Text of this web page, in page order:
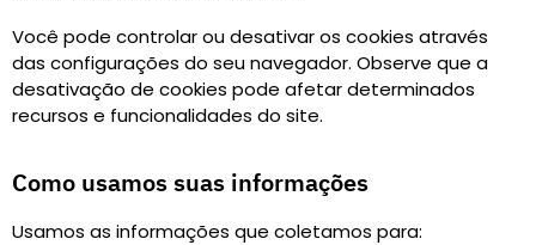
Você pode controlar ou desativar os cookies através
das configurações do seu navegador. Observe que a
desativação de cookies pode afetar determinados
recursos e funcionalidades do site.
Como usamos suas informações
Usamos as informações que coletamos para: